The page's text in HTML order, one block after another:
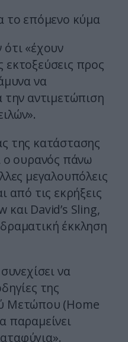
το επόμενο κύμα
«έχουν
εκτοξεύσεις προς
να
την αντιμετώπιση
της κατάστασης
ο ουρανός πάνω
μεγαλουπόλεις
από τις εκρήξεις
David’s Sling,
έκκληση
να
της
Μετώπου (Home
παραμείνει